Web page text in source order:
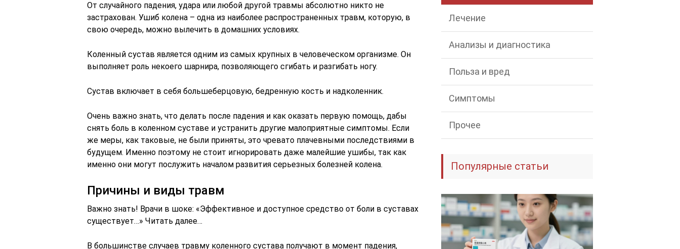
От случайного падения, удара или любой другой травмы абсолютно никто не
застрахован. Ушиб колена – одна из наиболее распространенных травм, которую, в
свою очередь, можно вылечить в домашних условиях.
Коленный сустав является одним из самых крупных в человеческом организме. Он
выполняет роль некоего шарнира, позволяющего сгибать и разгибать ногу.
Сустав включает в себя большеберцовую, бедренную кость и надколенник.
Очень важно знать, что делать после падения и как оказать первую помощь, дабы
снять боль в коленном суставе и устранить другие малоприятные симптомы. Если
же меры, как таковые, не были приняты, это чревато плачевными последствиями в
будущем. Именно поэтому не стоит игнорировать даже малейшие ушибы, так как
именно они могут послужить началом развития серьезных болезней колена.
Причины и виды травм
Важно знать! Врачи в шоке: «Эффективное и доступное средство от боли в суставах
существует…» Читать далее…
В большинстве случаев травму коленного сустава получают в момент падения,
Лечение
Анализы и диагностика
Польза и вред
Симптомы
Прочее
Популярные статьи